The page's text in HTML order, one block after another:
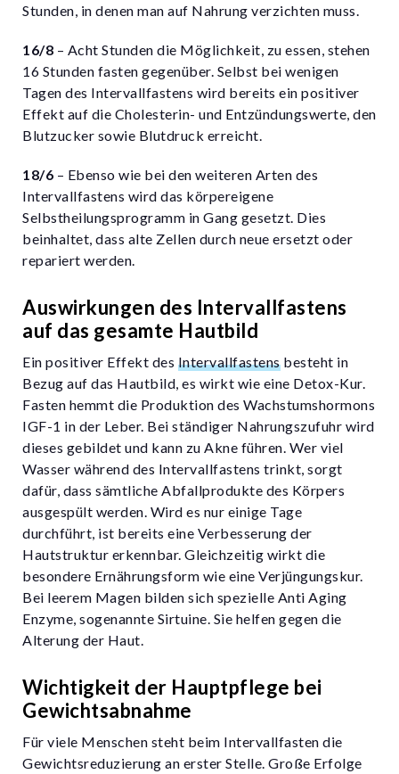
Stunden, in denen man auf Nahrung verzichten muss.
16/8 – Acht Stunden die Möglichkeit, zu essen, stehen
16 Stunden fasten gegenüber. Selbst bei wenigen
Tagen des Intervallfastens wird bereits ein positiver
Effekt auf die Cholesterin- und Entzündungswerte, den
Blutzucker sowie Blutdruck erreicht.
18/6 – Ebenso wie bei den weiteren Arten des
Intervallfastens wird das körpereigene
Selbstheilungsprogramm in Gang gesetzt. Dies
beinhaltet, dass alte Zellen durch neue ersetzt oder
repariert werden.
Auswirkungen des Intervallfastens
auf das gesamte Hautbild
Ein positiver Effekt des Intervallfastensbesteht in
Bezug auf das Hautbild, es wirkt wie eine Detox-Kur.
Fasten hemmt die Produktion des Wachstumshormons
IGF-1 in der Leber. Bei ständiger Nahrungszufuhr wird
dieses gebildet und kann zu Akne führen. Wer viel
Wasser während des Intervallfastens trinkt, sorgt
dafür, dass sämtliche Abfallprodukte des Körpers
ausgespült werden. Wird es nur einige Tage
durchführt, ist bereits eine Verbesserung der
Hautstruktur erkennbar. Gleichzeitig wirkt die
besondere Ernährungsform wie eine Verjüngungskur.
Bei leerem Magen bilden sich spezielle Anti Aging
Enzyme, sogenannte Sirtuine. Sie helfen gegen die
Alterung der Haut.
Wichtigkeit der Hauptpflege bei
Gewichtsabnahme
Für viele Menschen steht beim Intervallfasten die
Gewichtsreduzierung an erster Stelle. Große Erfolge